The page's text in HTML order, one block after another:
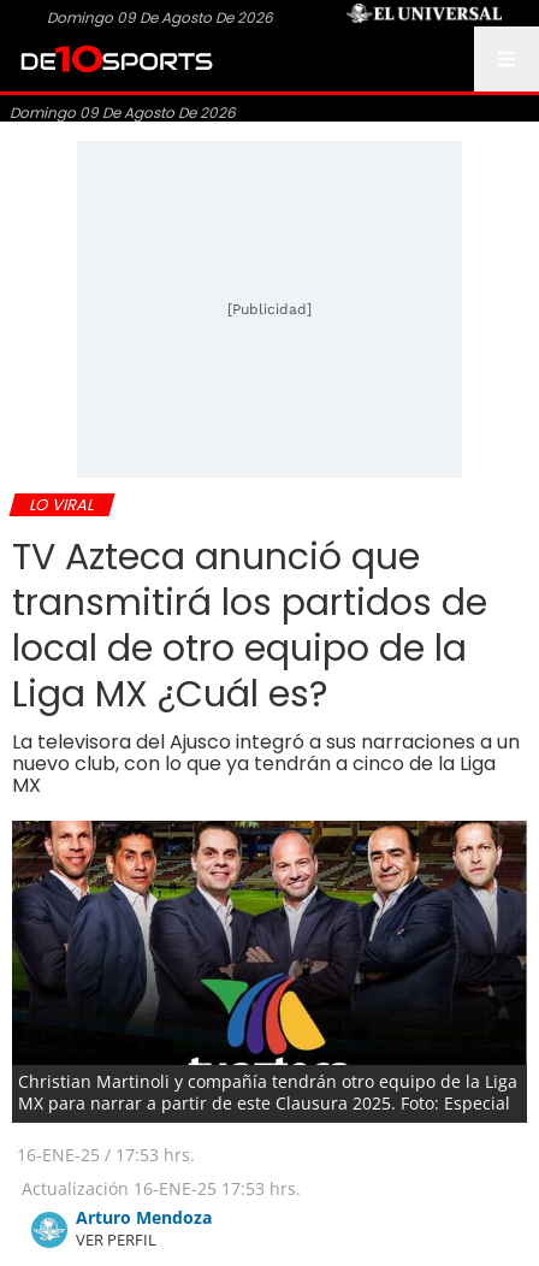
Domingo 09 De Agosto De 2026
Domingo 09 De Agosto De 2026
[Publicidad]
LO VIRAL
TV Azteca anunció que
transmitirá los partidos de
local de otro equipo de la
Liga MX ¿Cuál es?
La televisora del Ajusco integró a sus narraciones a un
nuevo club, con lo que ya tendrán a cinco de la Liga
MX
Christian Martinoli y compañía tendrán otro equipo de la Liga
MX para narrar a partir de este Clausura 2025. Foto: Especial
16-ENE-25 / 17:53 hrs.
Actualización 16-ENE-25 17:53 hrs.
Arturo Mendoza
VER PERFIL